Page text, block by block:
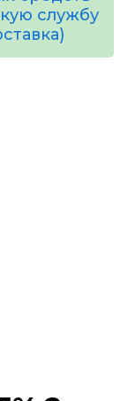
службу